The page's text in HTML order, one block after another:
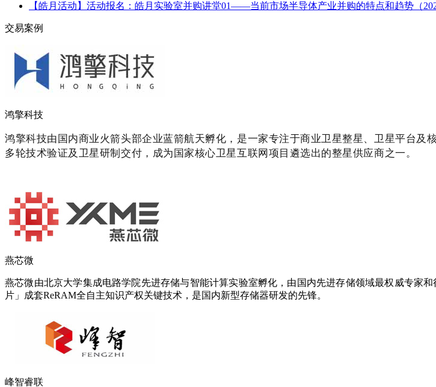
【皓月活动】活动报名：皓月实验室并购讲堂01——当前市场半导体产业并购的特点和趋势（
交易案例
鸿擎科技
鸿擎科技由国内商业火箭头部企业蓝箭航天孵化，是一家专注于商业卫星整星、卫星平台及
多轮技术验证及卫星研制交付，成为国家核心卫星互联网项目遴选出的整星供应商之一。
燕芯微
燕芯微由北京大学集成电路学院先进存储与智能计算实验室孵化，由国内先进存储领域最权威专家
片」成套ReRAM全自主知识产权关键技术，是国内新型存储器研发的先锋。
峰智睿联